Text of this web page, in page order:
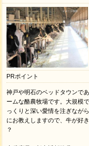
PRポイント
神戸や明石のベッドタウンで
ームな酪農牧場です。大規模
っくりと深い愛情を注ぎなが
にお教えしますので、牛が好
？